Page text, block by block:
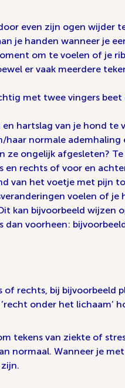
even zijn ogen wijder
je handen wanneer je
om te voelen of je
er vaak meerdere
met twee vingers
hartslag van je hond
normale ademhaling
ze ongelijk afgesleten?
en rechts of voor en
van het voetje met pijn
voelen of
kan bijvoorbeeld wijzen
voorheen:
rechts, bij bijvoorbeeld
onder het lichaam’
tekens van ziekte of
normaal. Wanneer je